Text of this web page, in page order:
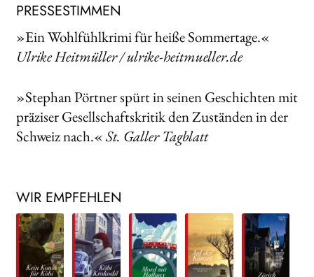
PRESSESTIMMEN
»Ein Wohlfühlkrimi für heiße Sommertage.«
Ulrike Heitmüller / ulrike-heitmueller.de
»Stephan Pörtner spürt in seinen Geschichten mit
präziser Gesellschaftskritik den Zuständen in der
Schweiz nach.«St. Galler Tagblatt
WIR EMPFEHLEN